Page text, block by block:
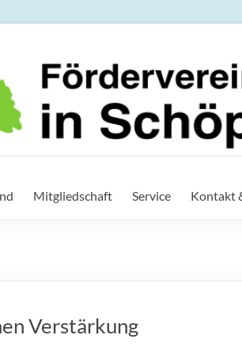
in
Mitgliedschaft Service Kontakt
Verstärkung